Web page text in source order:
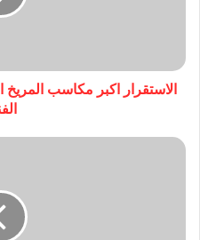
الاستقرار اكبر مكاسب